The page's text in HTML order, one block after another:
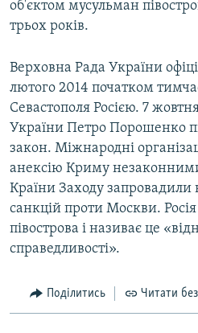
об'єктом мусульман
трьох років.
Верховна Рада України
лютого 2014 початком
Севастополя Росією. 7
України Петро Порошенко
закон. Міжнародні
анексію Криму незаконними
Країни Заходу
санкцій проти Москви.
півострова і називає це
справедливості».
Поділитись Читати